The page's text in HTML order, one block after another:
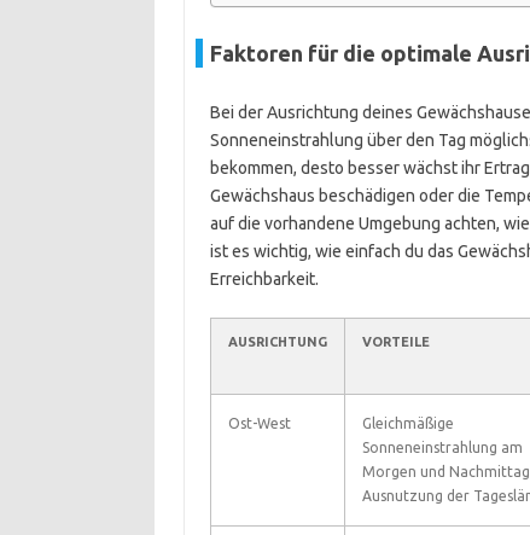
Faktoren für die optimale
Bei der Ausrichtung deines
Sonneneinstrahlung über den Tag
bekommen, desto besser wächst ihr
Gewächshaus beschädigen oder die
auf die vorhandene Umgebung achten,
ist es wichtig, wie einfach du das
Erreichbarkeit.
AUSRICHTUNG VORTEILE
Ost-West
Gleichmäßige
Sonneneinstrahlung am
Morgen und
Ausnutzung der